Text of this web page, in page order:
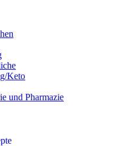
Keto
und Pharmazie